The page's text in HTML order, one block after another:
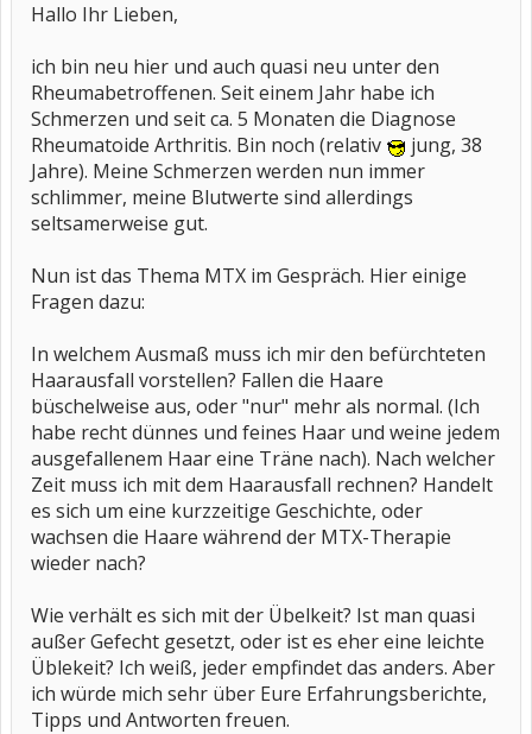
Hallo Ihr Lieben,
ich bin neu hier und auch quasi neu unter den
Rheumabetroffenen. Seit einem Jahr habe ich
Schmerzen und seit ca. 5 Monaten die Diagnose
Rheumatoide Arthritis. Bin noch (relativ
jung, 38
Jahre). Meine Schmerzen werden nun immer
schlimmer, meine Blutwerte sind allerdings
seltsamerweise gut.
Nun ist das Thema MTX im Gespräch. Hier einige
Fragen dazu:
In welchem Ausmaß muss ich mir den befürchteten
Haarausfall vorstellen? Fallen die Haare
büschelweise aus, oder "nur" mehr als normal. (Ich
habe recht dünnes und feines Haar und weine jedem
ausgefallenem Haar eine Träne nach). Nach welcher
Zeit muss ich mit dem Haarausfall rechnen? Handelt
es sich um eine kurzzeitige Geschichte, oder
wachsen die Haare während der MTX-Therapie
wieder nach?
Wie verhält es sich mit der Übelkeit? Ist man quasi
außer Gefecht gesetzt, oder ist es eher eine leichte
Üblekeit? Ich weiß, jeder empfindet das anders. Aber
ich würde mich sehr über Eure Erfahrungsberichte,
Tipps und Antworten freuen.